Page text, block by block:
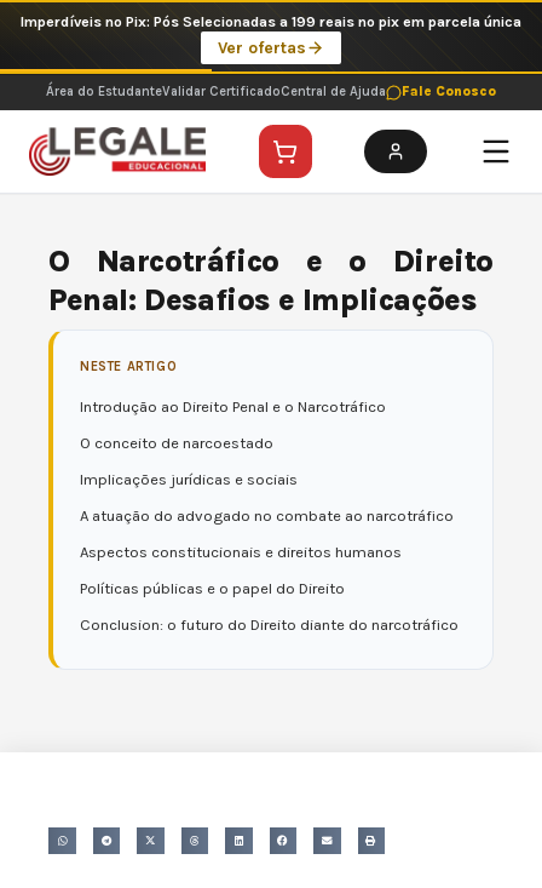
o
conteúdo
Imperdíveis no Pix: Pós Selecionadas a 199 reais no pix em parcela única
Ver ofertas
Área do EstudanteValidar CertificadoCentral de Ajuda Fale Conosco
O Narcotráfico e o Direito
Penal: Desafios e Implicações
NESTE ARTIGO
Introdução ao Direito Penal e o Narcotráfico
O conceito de narcoestado
Implicações jurídicas e sociais
A atuação do advogado no combate ao narcotráfico
Aspectos constitucionais e direitos humanos
Políticas públicas e o papel do Direito
Conclusion: o futuro do Direito diante do narcotráfico